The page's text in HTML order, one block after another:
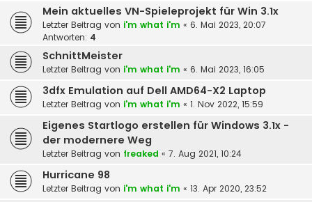
Mein aktuelles VN-Spieleprojekt für Win 3.1x
Letzter Beitrag von i'm what i'm « 6. Mai 2023, 20:07
Antworten: 4
SchnittMeister
Letzter Beitrag von i'm what i'm « 6. Mai 2023, 16:05
3dfx Emulation auf Dell AMD64-X2 Laptop
Letzter Beitrag von i'm what i'm « 1. Nov 2022, 15:59
Eigenes Startlogo erstellen für Windows 3.1x -
der modernere Weg
Letzter Beitrag von freaked « 7. Aug 2021, 10:24
Hurricane 98
Letzter Beitrag von i'm what i'm « 13. Apr 2020, 23:52